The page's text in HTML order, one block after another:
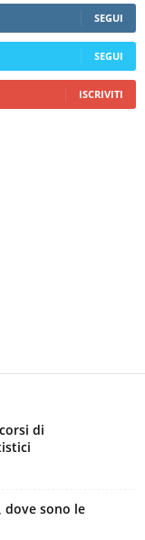
SEGUI
SEGUI
ISCRIVITI
di
dove sono le